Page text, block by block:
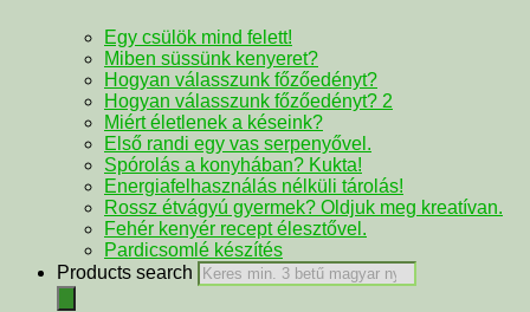
Egy csülök mind felett!
Miben süssünk kenyeret?
Hogyan válasszunk főzőedényt?
Hogyan válasszunk főzőedényt? 2
Miért életlenek a késeink?
Első randi egy vas serpenyővel.
Spórolás a konyhában? Kukta!
Energiafelhasználás nélküli tárolás!
Rossz étvágyú gyermek? Oldjuk meg kreatívan.
Fehér kenyér recept élesztővel.
Pardicsomlé készítés
Products search